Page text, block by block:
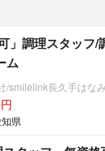
」調理スタッフ
ム
/smilelink長久手はな
県